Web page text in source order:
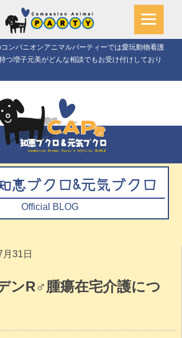
ンパニオンアニマルパーティーでは愛玩動物看護
つ増子元美がどんな相談でもお受け付けしており
恵ブクロ&元気ブクロ
Official BLOG
31日
ンR♂腫瘍在宅介護につ